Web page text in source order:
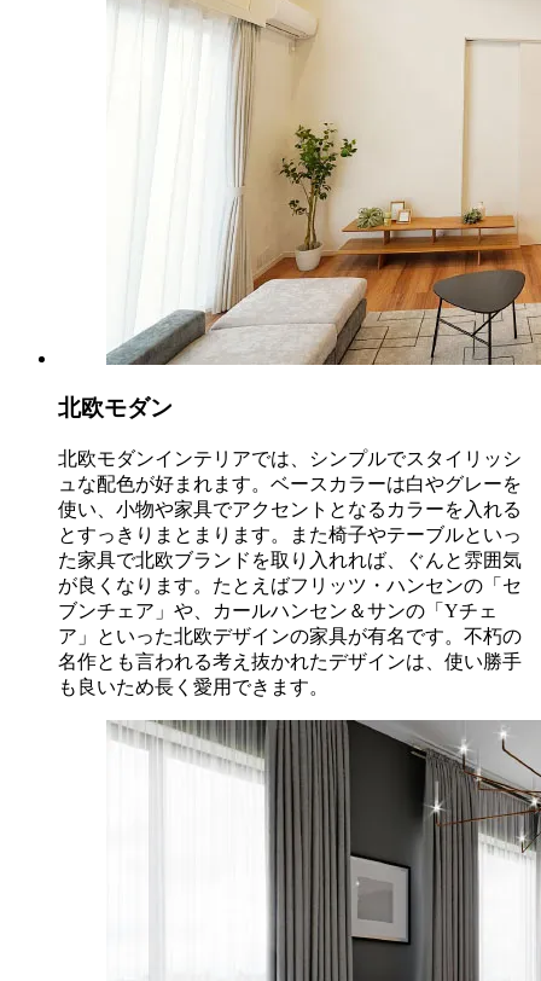
北欧モダン
北欧モダンインテリアでは、シンプルでスタイリッシ
ュな配色が好まれます。ベースカラーは白やグレーを
使い、小物や家具でアクセントとなるカラーを入れる
とすっきりまとまります。また椅子やテーブルといっ
た家具で北欧ブランドを取り入れれば、ぐんと雰囲気
が良くなります。たとえばフリッツ・ハンセンの「セ
ブンチェア」や、カールハンセン＆サンの「Yチェ
ア」といった北欧デザインの家具が有名です。不朽の
名作とも言われる考え抜かれたデザインは、使い勝手
も良いため長く愛用できます。